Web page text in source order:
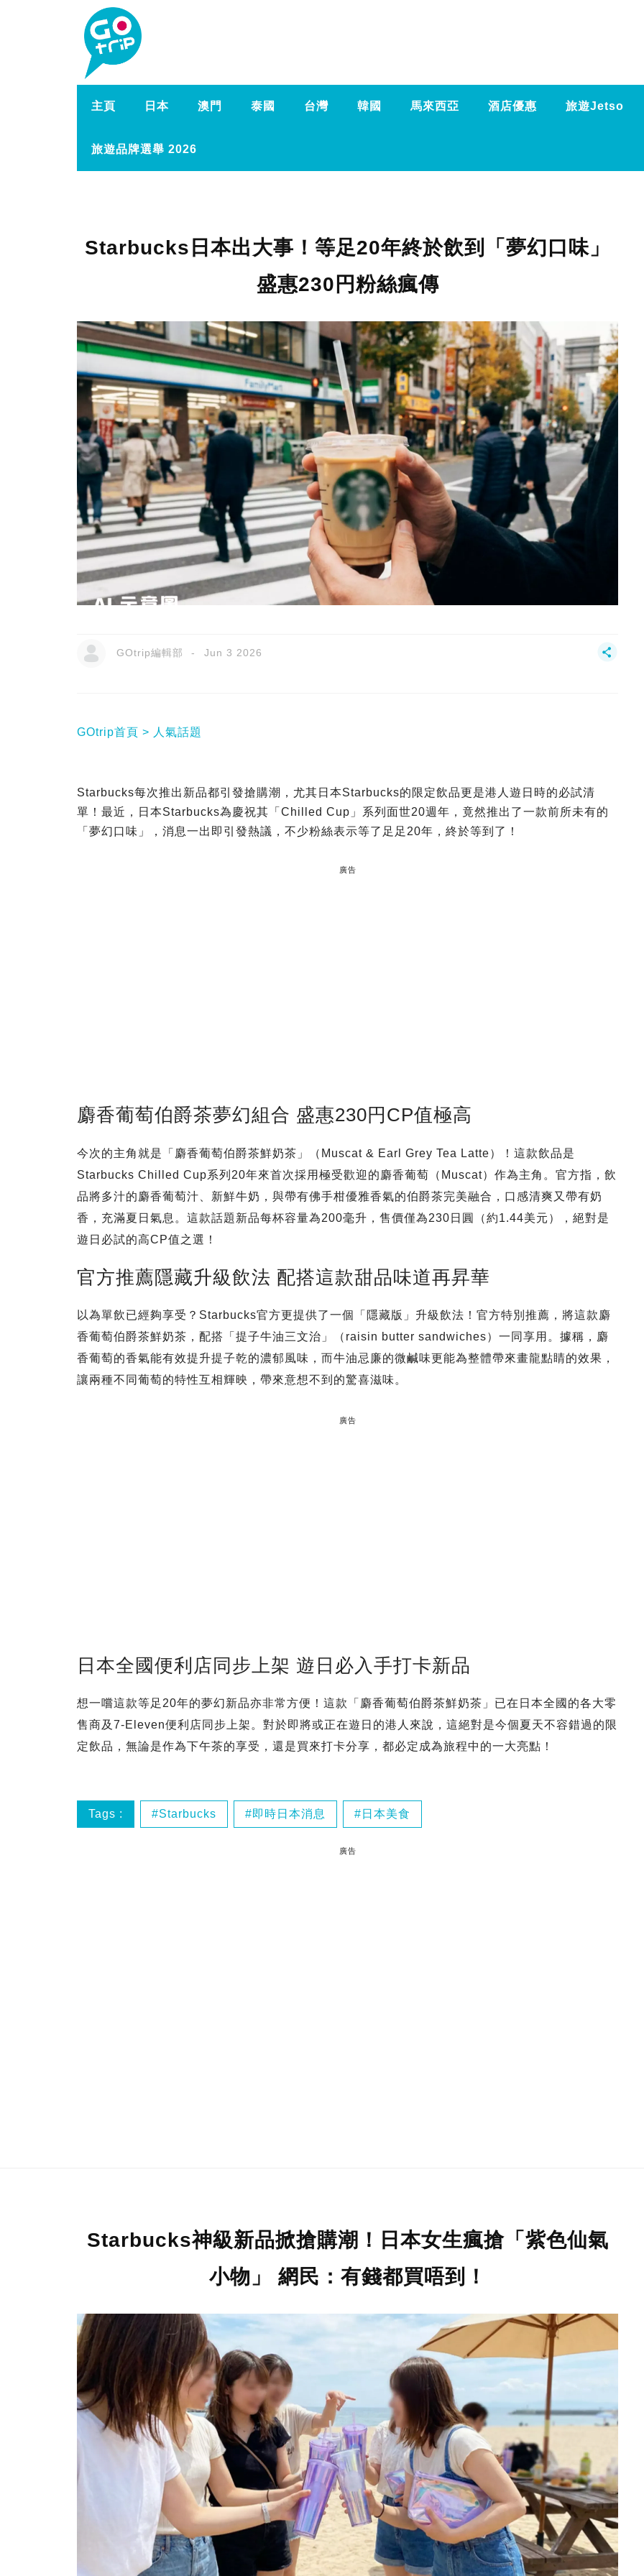
主頁 日本 澳門 泰國 台灣 韓國 馬來西亞 酒店優惠 旅遊Jetso
旅遊品牌選舉 2026
Starbucks日本出大事！等足20年終於飲到「夢幻口味」
盛惠230円粉絲瘋傳
GOtrip編輯部 Jun 3 2026
GOtrip首頁 人氣話題
Starbucks每次推出新品都引發搶購潮，尤其日本Starbucks的限定飲品更是港人遊日時的必試清
單！最近，日本Starbucks為慶祝其「Chilled Cup」系列面世20週年，竟然推出了一款前所未有的
「夢幻口味」，消息一出即引發熱議，不少粉絲表示等了足足20年，終於等到了！
廣告
麝香葡萄伯爵茶夢幻組合 盛惠230円CP值極高
今次的主角就是「麝香葡萄伯爵茶鮮奶茶」（Muscat & Earl Grey Tea Latte）！這款飲品是
Starbucks Chilled Cup系列20年來首次採用極受歡迎的麝香葡萄（Muscat）作為主角。官方指，飲
品將多汁的麝香葡萄汁、新鮮牛奶，與帶有佛手柑優雅香氣的伯爵茶完美融合，口感清爽又帶有奶
香，充滿夏日氣息。這款話題新品每杯容量為200毫升，售價僅為230日圓（約1.44美元），絕對是
遊日必試的高CP值之選！
官方推薦隱藏升級飲法 配搭這款甜品味道再昇華
以為單飲已經夠享受？Starbucks官方更提供了一個「隱藏版」升級飲法！官方特別推薦，將這款麝
香葡萄伯爵茶鮮奶茶，配搭「提子牛油三文治」（raisin butter sandwiches）一同享用。據稱，麝
香葡萄的香氣能有效提升提子乾的濃郁風味，而牛油忌廉的微鹹味更能為整體帶來畫龍點睛的效果，
讓兩種不同葡萄的特性互相輝映，帶來意想不到的驚喜滋味。
廣告
日本全國便利店同步上架 遊日必入手打卡新品
想一嚐這款等足20年的夢幻新品亦非常方便！這款「麝香葡萄伯爵茶鮮奶茶」已在日本全國的各大零
售商及7-Eleven便利店同步上架。對於即將或正在遊日的港人來說，這絕對是今個夏天不容錯過的限
定飲品，無論是作為下午茶的享受，還是買來打卡分享，都必定成為旅程中的一大亮點！
Tags : Starbucks 即時日本消息 日本美食
廣告
Starbucks神級新品掀搶購潮！日本女生瘋搶「紫色仙氣
小物」 網民：有錢都買唔到！